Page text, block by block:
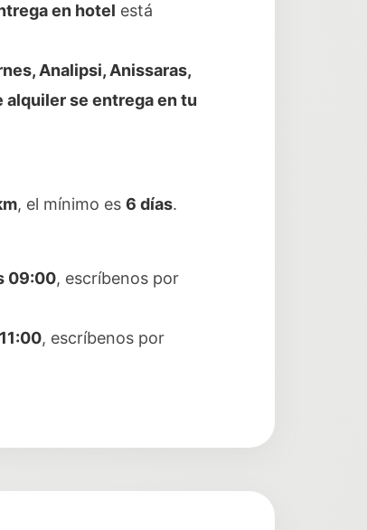
en hotel está
Analipsi, Anissaras,
alquiler se entrega en tu
, el mínimo es 6 días.
09:00, escríbenos por
, escríbenos por